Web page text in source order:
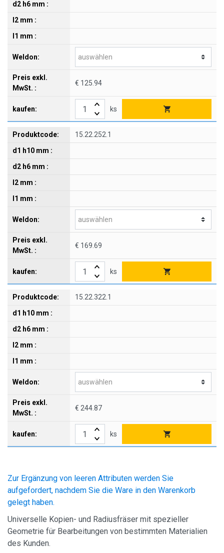
Zur Ergänzung von leeren Attributen werden Sie
aufgefordert, nachdem Sie die Ware in den Warenkorb
gelegt haben.
Universelle Kopien- und Radiusfräser mit spezieller
Geometrie für Bearbeitungen von bestimmten Materialien
des Kunden.
€ 125.94
ks
15.22.252.1
€ 169.69
ks
15.22.322.1
€ 244.87
ks